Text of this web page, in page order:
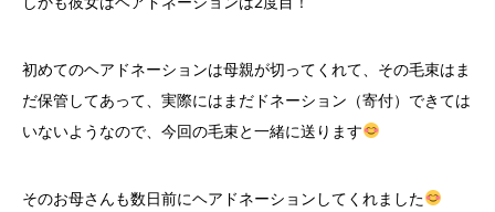
初めてのヘアドネーションは母親が切ってくれて、その毛束はま
だ保管してあって、実際にはまだドネーション（寄付）できては
いないようなので、今回の毛束と一緒に送ります
そのお母さんも数日前にヘアドネーションしてくれました